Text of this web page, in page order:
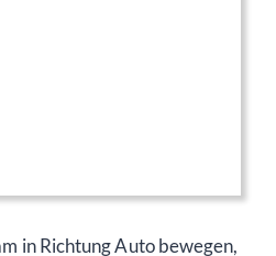
in Richtung Auto bewegen,